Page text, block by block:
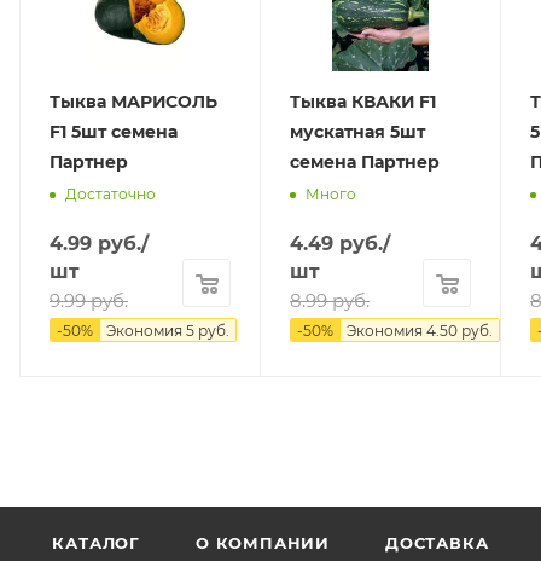
росе (Px), а также толерантен к слабовирулентным
расам антракноза (Со). Схема посадки – 1,5х1,0 м.
Тыква МАРИСОЛЬ
F1 5шт семена
Партнер
Достаточно
4.99 руб./
шт
9.99руб.
-50% Экономия 5 руб.
Тыква КВАКИ F1
мускатная 5шт
семена Партнер
Много
4.49 руб./
шт
8.99руб.
-50% Экономия 4.50 руб.
КАТАЛОГ О КОМПАНИИ ДОСТАВКА